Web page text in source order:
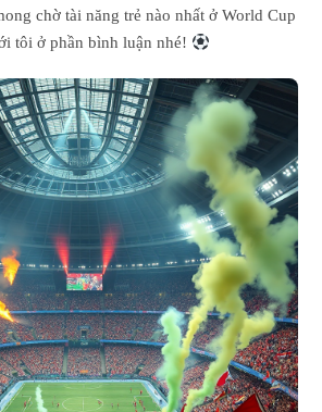
chờ tài năng trẻ nào nhất ở World Cup
tôi ở phần bình luận nhé!